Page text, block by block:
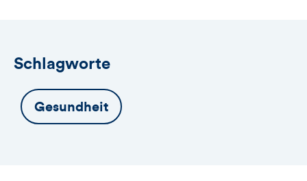
Schlagworte
Gesundheit